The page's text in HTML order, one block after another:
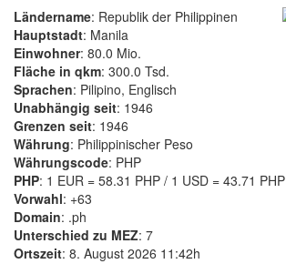
Ländername: Republik der Philippinen
Hauptstadt: Manila
Einwohner: 80.0 Mio.
Fläche in qkm: 300.0 Tsd.
Sprachen: Pilipino, Englisch
Unabhängig seit: 1946
Grenzen seit: 1946
Währung: Philippinischer Peso
Währungscode: PHP
PHP: 1 EUR = 58.31 PHP / 1 USD = 43.71 PHP
Vorwahl: +63
Domain: .ph
Unterschied zu MEZ: 7
Ortszeit: 8. August 2026 11:42h